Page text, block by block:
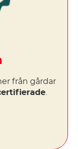
från gårdar
.